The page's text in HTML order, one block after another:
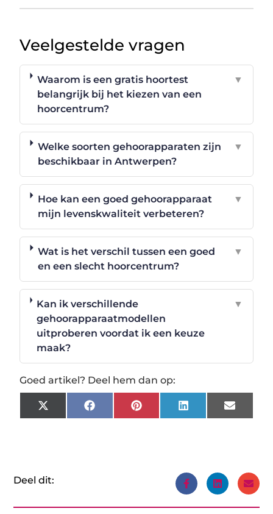
Veelgestelde vragen
Waarom is een gratis hoortest
belangrijk bij het kiezen van een
hoorcentrum?
▼
Welke soorten gehoorapparaten zijn
beschikbaar in Antwerpen?
▼
Hoe kan een goed gehoorapparaat
mijn levenskwaliteit verbeteren?
▼
Wat is het verschil tussen een goed
en een slecht hoorcentrum?
▼
Kan ik verschillende
gehoorapparaatmodellen
uitproberen voordat ik een keuze
maak?
▼
Goed artikel? Deel hem dan op:
X
(Twitter)
FacebookPinterestLinkedInEmail
Deel dit: